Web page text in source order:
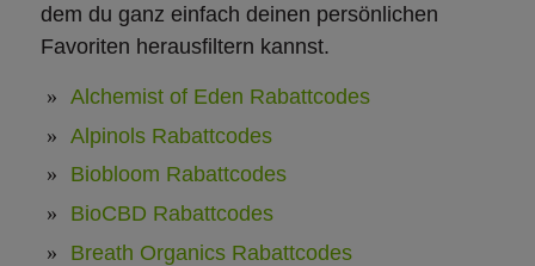
dem du ganz einfach deinen persönlichen
Favoriten herausfiltern kannst.
Alchemist of Eden Rabattcodes
Alpinols Rabattcodes
Biobloom Rabattcodes
BioCBD Rabattcodes
Breath Organics Rabattcodes